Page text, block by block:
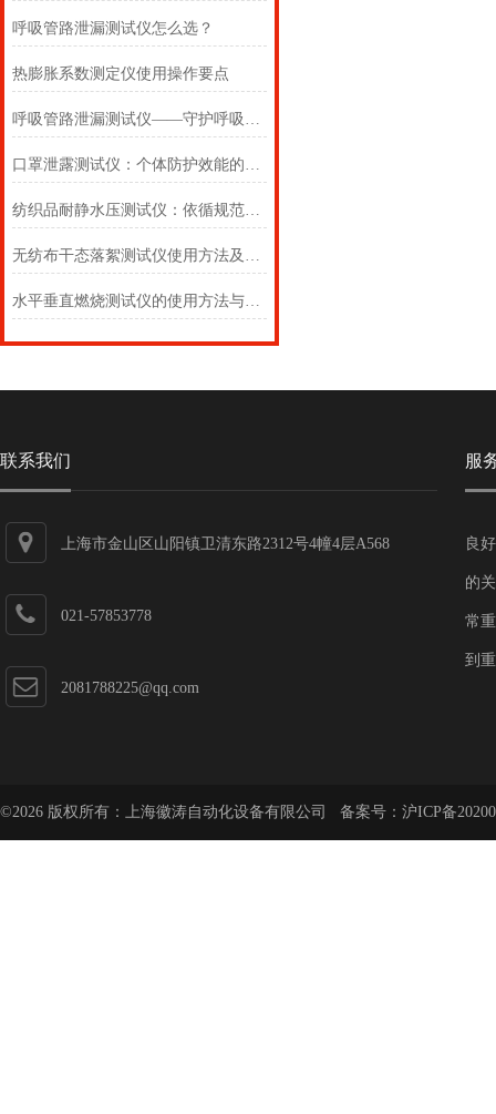
呼吸管路泄漏测试仪怎么选？
热膨胀系数测定仪使用操作要点
呼吸管路泄漏测试仪——守护呼吸类医疗器械安全的精密检测方案
口罩泄露测试仪：个体防护效能的科学评估仪器
纺织品耐静水压测试仪：依循规范，精准测防渗
无纺布干态落絮测试仪使用方法及注意事项详解
水平垂直燃烧测试仪的使用方法与注意事项
联系我们
上海市金山区山阳镇卫清东路2312号4幢4层A568
021-57853778
2081788225@qq.com
服
良
的
常
到
©2026 版权所有：上海徽涛自动化设备有限公司 备案号： 沪ICP备